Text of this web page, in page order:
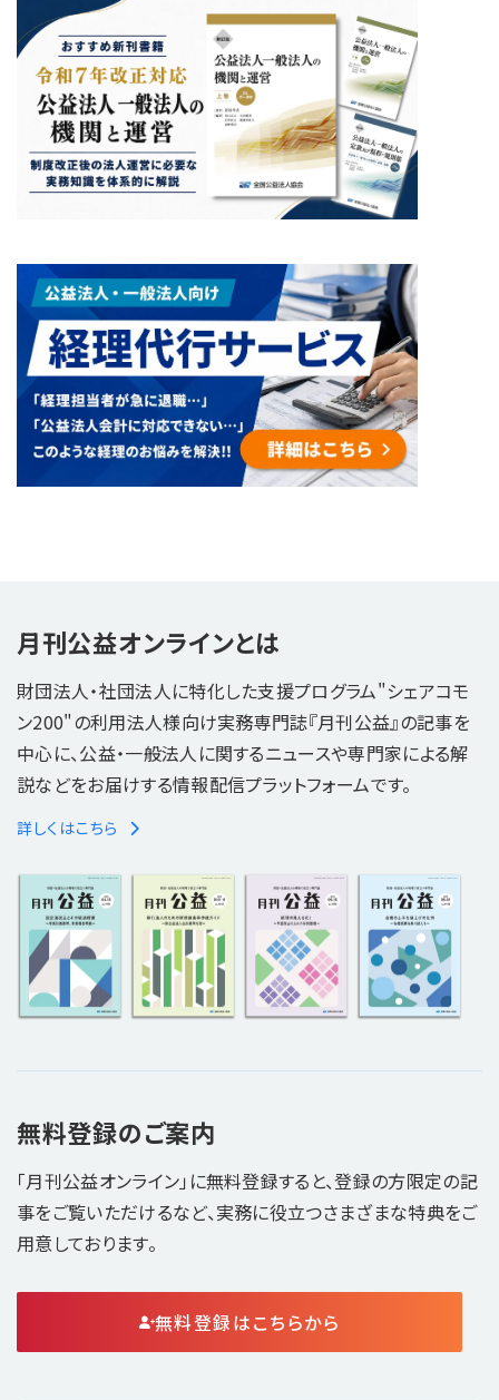
月刊公益オンラインとは
財団法人・社団法人に特化した支援プログラム"シェアコモ
ン200"の利用法人様向け実務専門誌『月刊公益』の記事を
中心に、公益・一般法人に関するニュースや専門家による解
説などをお届けする情報配信プラットフォームです。
詳しくはこちら
無料登録のご案内
「月刊公益オンライン」に無料登録すると、登録の方限定の記
事をご覧いただけるなど、実務に役立つさまざまな特典をご
用意しております。
無料登録はこちらから